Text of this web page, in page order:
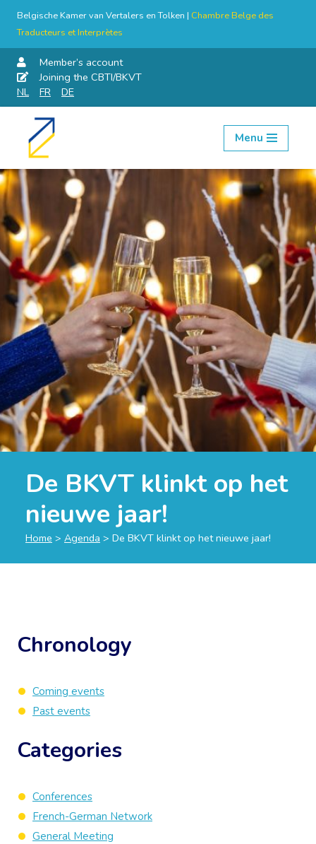
Belgische Kamer van Vertalers en Tolken | Chambre Belge des
Traducteurs et Interprètes
Member’s account
Joining the CBTI/BKVT
NL
FR DE
Skip
content
Menu
De BKVT klinkt op het
nieuwe jaar!
Home > Agenda > De BKVT klinkt op het nieuwe jaar!
Chronology
Coming events
Past events
Categories
Conferences
French-German Network
General Meeting